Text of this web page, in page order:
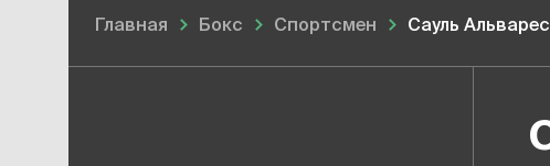
Главная Бокс Спортсмен Сауль Альварес